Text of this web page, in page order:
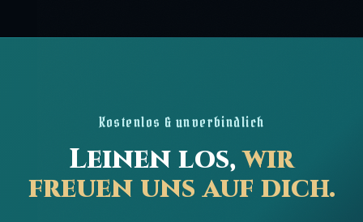
Kostenlos & unverbindlich
Leinen los,wir
freuen uns auf dich.